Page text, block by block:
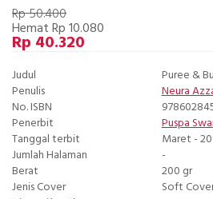
Rp 50.400
Hemat Rp 10.080
Rp 40.320
Judul
Puree &
Penulis
Neura
No. ISBN
Penerbit
Puspa
Tanggal terbit
Maret -
Jumlah Halaman
-
Berat
200 gr
Jenis Cover
Soft